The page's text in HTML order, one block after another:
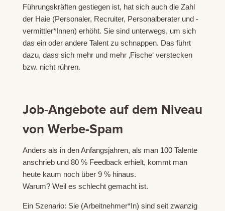
Führungskräften gestiegen ist, hat sich auch die Zahl
der Haie (Personaler, Recruiter, Personalberater und -
vermittler*Innen) erhöht. Sie sind unterwegs, um sich
das ein oder andere Talent zu schnappen. Das führt
dazu, dass sich mehr und mehr ‚Fische‘ verstecken
bzw. nicht rühren.
Job-Angebote auf dem Niveau
von Werbe-Spam
Anders als in den Anfangsjahren, als man 100 Talente
anschrieb und 80 % Feedback erhielt, kommt man
heute kaum noch über 9 % hinaus.
Warum? Weil es schlecht gemacht ist.
Ein Szenario: Sie (Arbeitnehmer*In) sind seit zwanzig